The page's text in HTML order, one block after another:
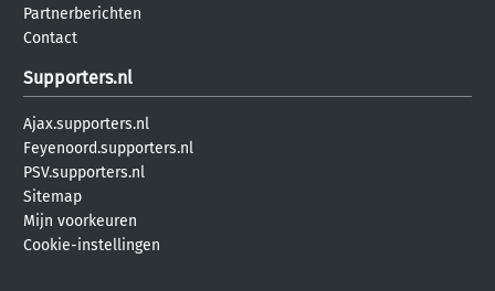
Partnerberichten
Contact
Supporters.nl
Ajax.supporters.nl
Feyenoord.supporters.nl
PSV.supporters.nl
Sitemap
Mijn voorkeuren
Cookie-instellingen